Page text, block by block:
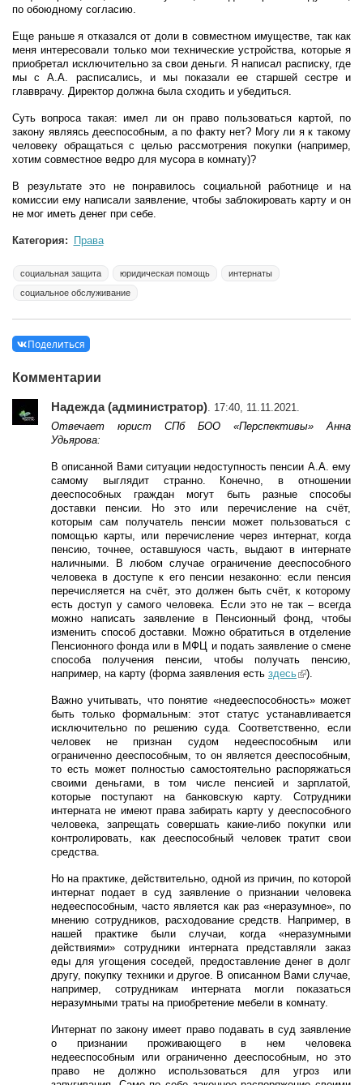
по обоюдному согласию.
Еще раньше я отказался от доли в совместном имуществе, так как
меня интересовали только мои технические устройства, которые я
приобретал исключительно за свои деньги. Я написал расписку, где
мы с А.А. расписались, и мы показали ее старшей сестре и
главврачу. Директор должна была сходить и убедиться.
Суть вопроса такая: имел ли он право пользоваться картой, по
закону являясь дееспособным, а по факту нет? Могу ли я к такому
человеку обращаться с целью рассмотрения покупки (например,
хотим совместное ведро для мусора в комнату)?
В результате это не понравилось социальной работнице и на
комиссии ему написали заявление, чтобы заблокировать карту и он
не мог иметь денег при себе.
Категория: Права
социальная защита юридическая помощь
интернаты
социальное обслуживание
Поделиться
Комментарии
Надежда (администратор) . 17:40, 11.11.2021.
Отвечает юрист СПб БОО «Перспективы» Анна
Удьярова:
В описанной Вами ситуации недоступность пенсии А.А. ему
самому выглядит странно. Конечно, в отношении
дееспособных граждан могут быть разные способы
доставки пенсии. Но это или перечисление на счёт,
которым сам получатель пенсии может пользоваться с
помощью карты, или перечисление через интернат, когда
пенсию, точнее, оставшуюся часть, выдают в интернате
наличными. В любом случае ограничение дееспособного
человека в доступе к его пенсии незаконно: если пенсия
перечисляется на счёт, это должен быть счёт, к которому
есть доступ у самого человека. Если это не так – всегда
можно написать заявление в Пенсионный фонд, чтобы
изменить способ доставки. Можно обратиться в отделение
Пенсионного фонда или в МФЦ и подать заявление о смене
способа получения пенсии, чтобы получать пенсию,
например, на карту (форма заявления есть здесь(link is
).
Важно учитывать, что понятие «недееспособность» может
быть только формальным: этот статус устанавливается
исключительно по решению суда. Соответственно, если
человек не признан судом недееспособным или
ограниченно дееспособным, то он является дееспособным,
то есть может полностью самостоятельно распоряжаться
своими деньгами, в том числе пенсией и зарплатой,
которые поступают на банковскую карту. Сотрудники
интерната не имеют права забирать карту у дееспособного
человека, запрещать совершать какие-либо покупки или
контролировать, как дееспособный человек тратит свои
средства.
Но на практике, действительно, одной из причин, по которой
интернат подает в суд заявление о признании человека
недееспособным, часто является как раз «неразумное», по
мнению сотрудников, расходование средств. Например, в
нашей практике были случаи, когда «неразумными
действиями» сотрудники интерната представляли заказ
еды для угощения соседей, предоставление денег в долг
другу, покупку техники и другое. В описанном Вами случае,
например, сотрудникам интерната могли показаться
неразумными траты на приобретение мебели в комнату.
Интернат по закону имеет право подавать в суд заявление
о признании проживающего в нем человека
недееспособным или ограниченно дееспособным, но это
право не должно использоваться для угроз или